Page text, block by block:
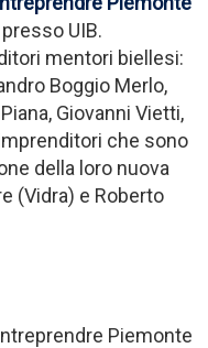
UIB.
mentori biellesi:
Boggio Merlo,
Giovanni Vietti,
che sono
della loro nuova
(Vidra) e Roberto
Piemonte